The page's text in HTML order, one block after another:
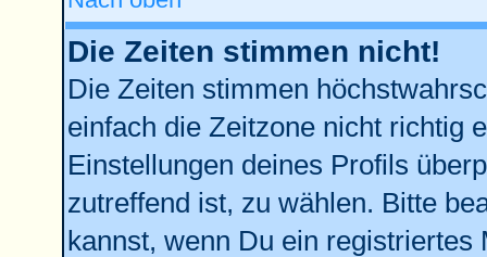
Die Zeiten stimmen nicht!
Die Zeiten stimmen
einfach die Zeitzone nicht richtig
Einstellungen deines Profils
zutreffend ist, zu wählen. Bitte
kannst, wenn Du ein